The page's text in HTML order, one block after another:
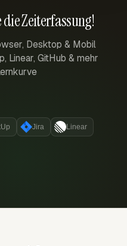
Zeiterfassung!
Desktop & Mobil
Linear, GitHub & mehr
Jira Linear